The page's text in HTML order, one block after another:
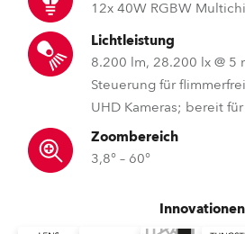
12x 40W RGBW
Lichtleistung
8.200 lm, 28.200 lx @ 5
Steuerung für
UHD Kameras; bereit
Zoombereich
3,8° – 60°
Innovationen